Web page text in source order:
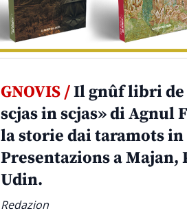
GNOVIS /Il gnûf libri de
scjas in scjas» di Agnul
la storie dai taramots
Presentazions a Majan,
Udin.
Redazion